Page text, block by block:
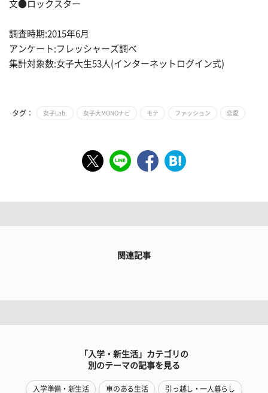
文●ロックスター
調査時期:2015年6月
アンケート:フレッシャーズ調べ
集計対象数:女子大生53人(インターネットログイン式)
タグ： 女子Lab. 女子大MONOナビ モテ ファッション 恋愛
関連記事
「入学・新生活」カテゴリの
別のテーマの記事を見る
入学準備・新生活 車のある生活 引っ越し・一人暮らし